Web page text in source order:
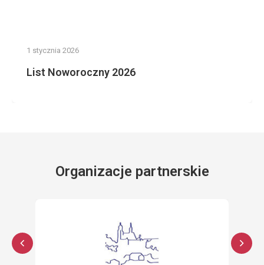
1 stycznia 2026
List Noworoczny 2026
Organizacje partnerskie